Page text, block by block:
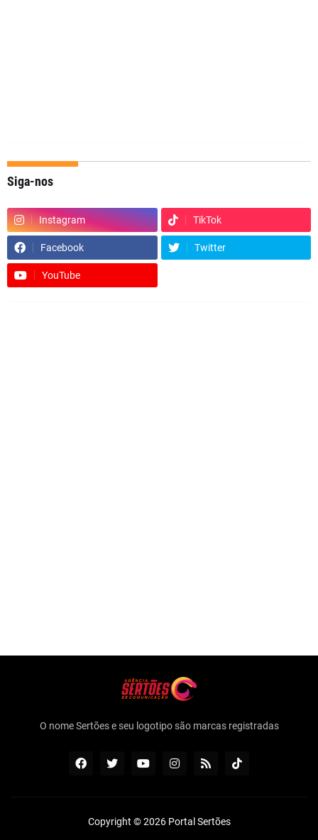
Siga-nos
Instagram TikTok
Facebook Twitter
YouTube
O nome Sertões e seu logotipo são marcas registradas
Copyright ©2026 Portal Sertões